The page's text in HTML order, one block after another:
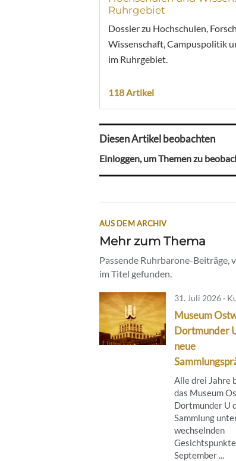
Ruhrgebiet
Dossier zu Hochschulen,
Wissenschaft, Campuspolitik
im Ruhrgebiet.
118 Artikel
Diesen Artikel beobachten
Einloggen, um Themen zu
AUS DEM ARCHIV
Mehr zum Thema
Passende Ruhrbarone-Beiträge,
im Titel gefunden.
31. Juli 2026 ·
Museum
Dortmunder
neue
Alle drei Jahre
das Museum
Dortmunder U
Sammlung
wechselnden
September ...